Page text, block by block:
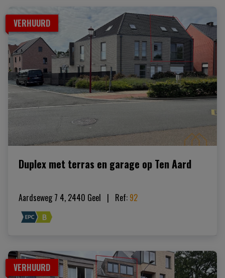
VERHUURD
Duplex met terras en garage op Ten Aard
Aardseweg 7 4, 2440 Geel | Ref: 92
VERHUURD